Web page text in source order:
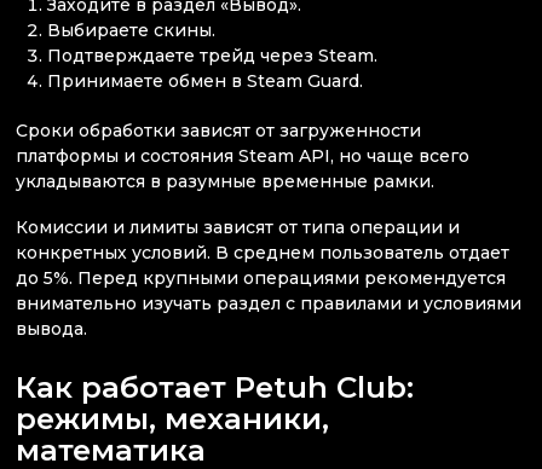
Заходите в раздел «Вывод».
Выбираете скины.
Подтверждаете трейд через Steam.
Принимаете обмен в Steam Guard.
Сроки обработки зависят от загруженности
платформы и состояния Steam API, но чаще всего
укладываются в разумные временные рамки.
Комиссии и лимиты зависят от типа операции и
конкретных условий. В среднем пользователь отдает
до 5%. Перед крупными операциями рекомендуется
внимательно изучать раздел с правилами и условиями
вывода.
Как работает Petuh Club:
режимы, механики,
математика